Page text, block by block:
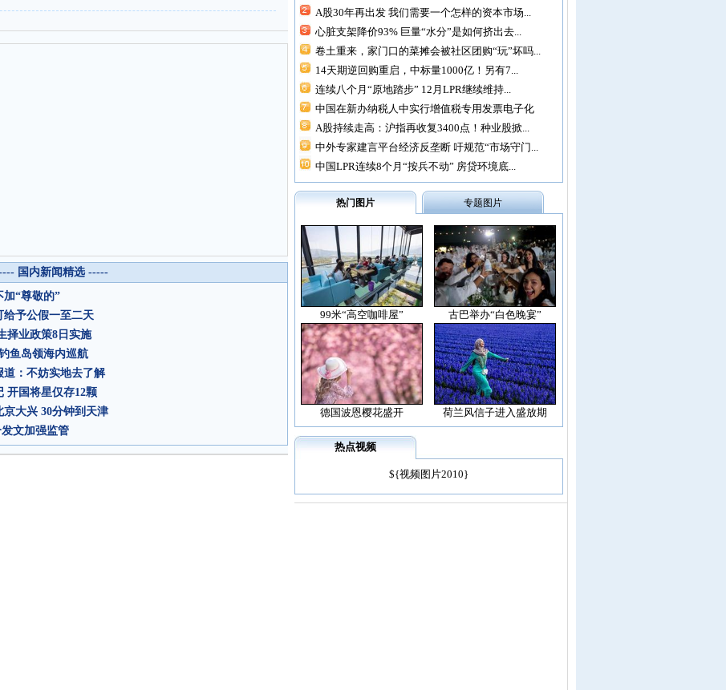
国内新闻精选 -----
加“尊敬的”
予公假一至二天
择业政策8日实施
鱼岛领海内巡航
：不妨实地去了解
开国将星仅存12颗
大兴 30分钟到天津
文加强监管
A股30年再出发 我们需要一个怎样的资本市场...
心脏支架降价93% 巨量“水分”是如何挤出去...
卷土重来，家门口的菜摊会被社区团购“玩”坏吗...
14天期逆回购重启，中标量1000亿！另有7...
连续八个月“原地踏步” 12月LPR继续维持...
中国在新办纳税人中实行增值税专用发票电子化
A股持续走高：沪指再收复3400点！种业股掀...
中外专家建言平台经济反垄断 吁规范“市场守门...
中国LPR连续8个月“按兵不动” 房贷环境底...
热门图片 专题图片
99米“高空咖啡屋” 古巴举办“白色晚宴”
德国波恩樱花盛开 荷兰风信子进入盛放期
热点视频
${视频图片2010}